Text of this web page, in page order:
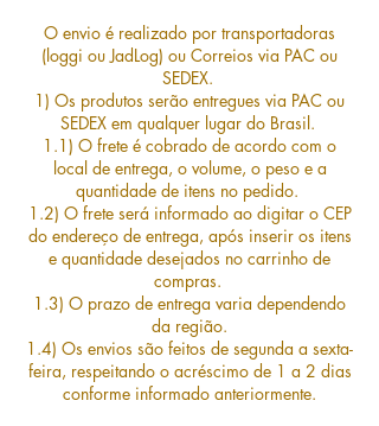
O envio é realizado por transportadoras
(loggi ou JadLog) ou Correios via PAC ou
SEDEX.
1) Os produtos serão entregues via PAC ou
SEDEX em qualquer lugar do Brasil.
1.1) O frete é cobrado de acordo com o
local de entrega, o volume, o peso e a
quantidade de itens no pedido.
1.2) O frete será informado ao digitar o CEP
do endereço de entrega, após inserir os itens
e quantidade desejados no carrinho de
compras.
1.3) O prazo de entrega varia dependendo
da região.
1.4) Os envios são feitos de segunda a sexta-
feira, respeitando o acréscimo de 1 a 2 dias
conforme informado anteriormente.